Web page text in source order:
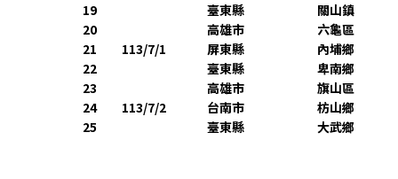
19
臺東縣
關山鎮
20
113/7/1
高雄市
六龜區
21
屏東縣
內埔鄉
22
臺東縣
卑南鄉
23
113/7/2
高雄市
旗山區
24
台南市
枋山鄉
25
臺東縣 大武鄉